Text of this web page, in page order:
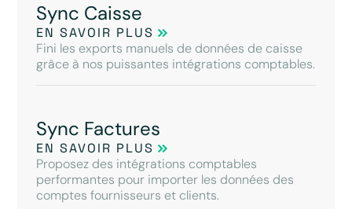
Sync Caisse
EN SAVOIR PLUS
Fini les exports manuels de données de caisse
grâce à nos puissantes intégrations comptables.
Sync Factures
EN SAVOIR PLUS
Proposez des intégrations comptables
performantes pour importer les données des
comptes fournisseurs et clients.